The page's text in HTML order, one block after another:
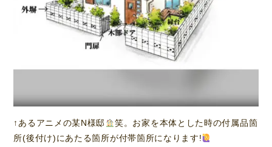
↑あるアニメの某N様邸
笑。お家を本体とした時の付属品箇
所(後付け)にあたる箇所が付帯箇所になります!